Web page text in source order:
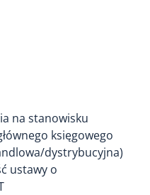
na stanowisku
księgowego
dystrybucyjna)
ustawy o